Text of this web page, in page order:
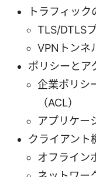
トラフィック
TLS/DTLS
VPNトンネ
ポリシーとア
企業ポリシ
（ACL）
アプリケー
クライアント
オフライン